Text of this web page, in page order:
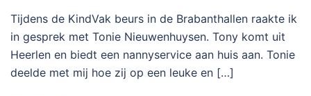
Tijdens de KindVak beurs in de Brabanthallen raakte ik
in gesprek met Tonie Nieuwenhuysen. Tony komt uit
Heerlen en biedt een nannyservice aan huis aan. Tonie
deelde met mij hoe zij op een leuke en […]